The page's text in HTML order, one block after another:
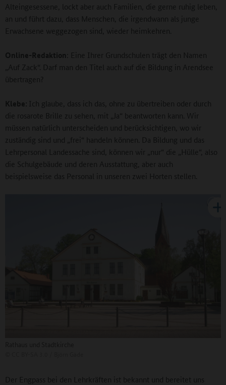
Alteingesessene, lockt aber auch Familien, die gerne ruhig leben,
an und führt dazu, dass Menschen, die irgendwann als junge
Erwachsene weggezogen sind, wieder heimkehren.
Online-Redaktion : Eine Ihrer Grundschulen trägt den Namen
„Auf Zack“. Darf man den Titel auch auf die Bildung in Arendsee
übertragen?
Klebe: Ich glaube, dass ich das, ohne zu übertreiben oder durch
die rosarote Brille zu sehen, mit „Ja“ beantworten kann. Wir
müssen natürlich unterscheiden und berücksichtigen, wo wir
zuständig sind und „frei“ handeln können. Da Bildung und das
Lehrpersonal Landessache sind, können wir „nur“ die „Hülle“, also
die Schulgebäude und deren Ausstattung, aber auch
beispielsweise das Personal in unseren zwei Horten stellen.
Der Engpass bei den Lehrkräften ist bekannt und bereitet uns